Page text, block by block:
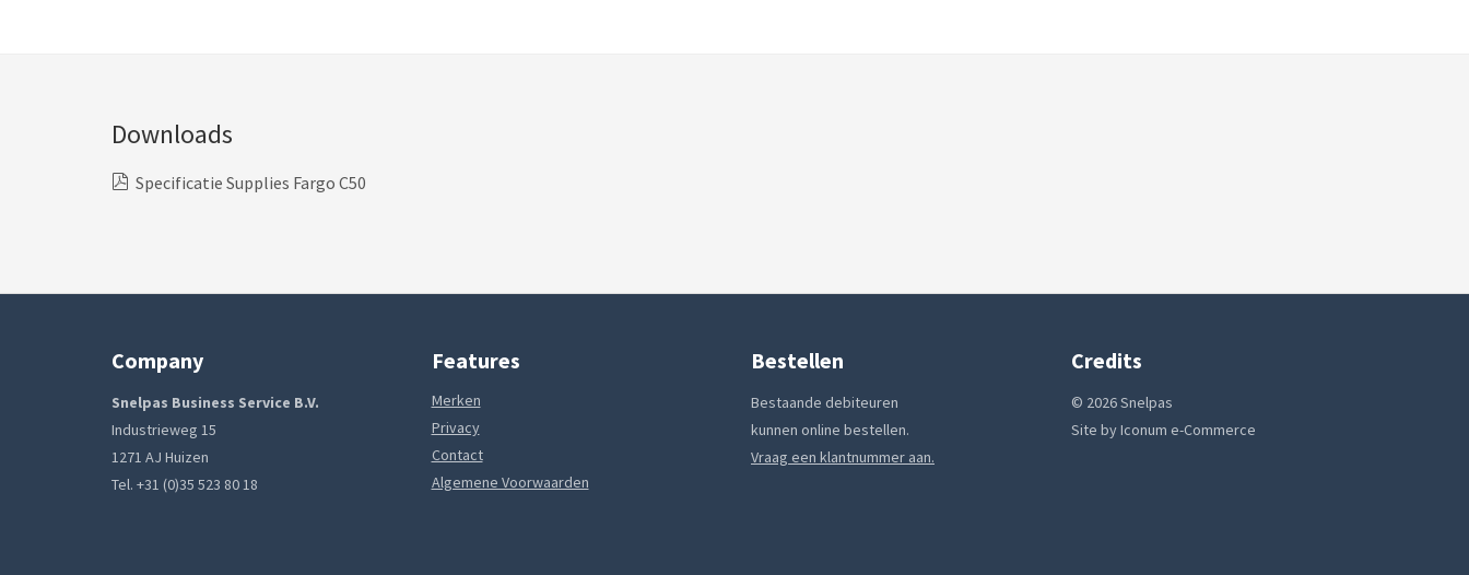
Downloads
Specificatie Supplies Fargo C50
Company
Snelpas Business Service B.V.
Industrieweg 15
1271 AJ Huizen
Tel. +31 (0)35 523 80 18
Features
Merken
Privacy
Contact
Algemene Voorwaarden
Bestellen
Bestaande debiteuren
kunnen online bestellen.
Vraag een klantnummer aan.
Credits
© 2026 Snelpas
Site byIconum e-Commerce